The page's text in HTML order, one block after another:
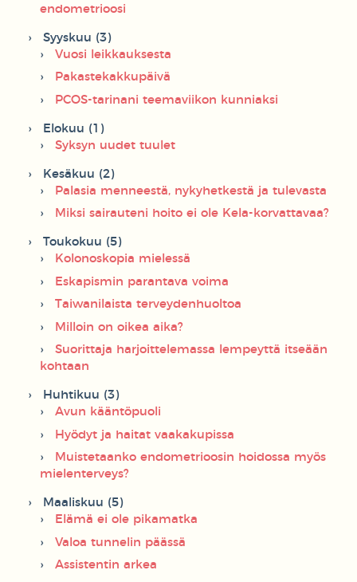
endometrioosi
Syyskuu (3)
Vuosi leikkauksesta
Pakastekakkupäivä
PCOS-tarinani teemaviikon kunniaksi
Elokuu (1)
Syksyn uudet tuulet
Kesäkuu (2)
Palasia menneestä, nykyhetkestä ja tulevasta
Miksi sairauteni hoito ei ole Kela-korvattavaa?
Toukokuu (5)
Kolonoskopia mielessä
Eskapismin parantava voima
Taiwanilaista terveydenhuoltoa
Milloin on oikea aika?
Suorittaja harjoittelemassa lempeyttä itseään
kohtaan
Huhtikuu (3)
Avun kääntöpuoli
Hyödyt ja haitat vaakakupissa
Muistetaanko endometrioosin hoidossa myös
mielenterveys?
Maaliskuu (5)
Elämä ei ole pikamatka
Valoa tunnelin päässä
Assistentin arkea